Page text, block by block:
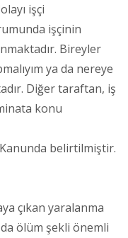
işçi
işçinin
Bireyler
ya da nereye
Diğer taraftan, iş
konu
Kanunda belirtilmiştir.
çıkan yaralanma
ölüm şekli önemli